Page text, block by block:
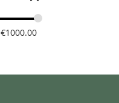
€1000.00